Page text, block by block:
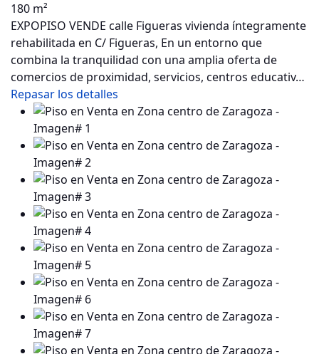
180 m²
EXPOPISO VENDE calle Figueras vivienda íntegramente
rehabilitada en C/ Figueras, En un entorno que
combina la tranquilidad con una amplia oferta de
comercios de proximidad, servicios, centros educativ…
Repasar los detalles